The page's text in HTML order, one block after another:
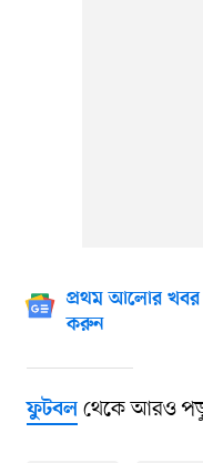
প্রথম আলোর খবর
করুন
ফুটবলথেকে আরও